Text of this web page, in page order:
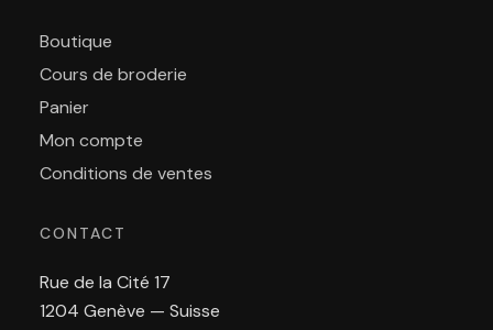
Boutique
Cours de broderie
Panier
Mon compte
Conditions de ventes
CONTACT
Rue de la Cité 17
1204 Genève — Suisse